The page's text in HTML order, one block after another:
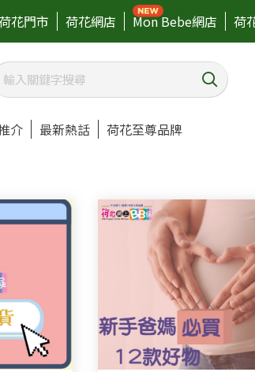
花門市 荷花網店 Mon Bebe網店 荷
介 最新熱話 荷花至尊品牌